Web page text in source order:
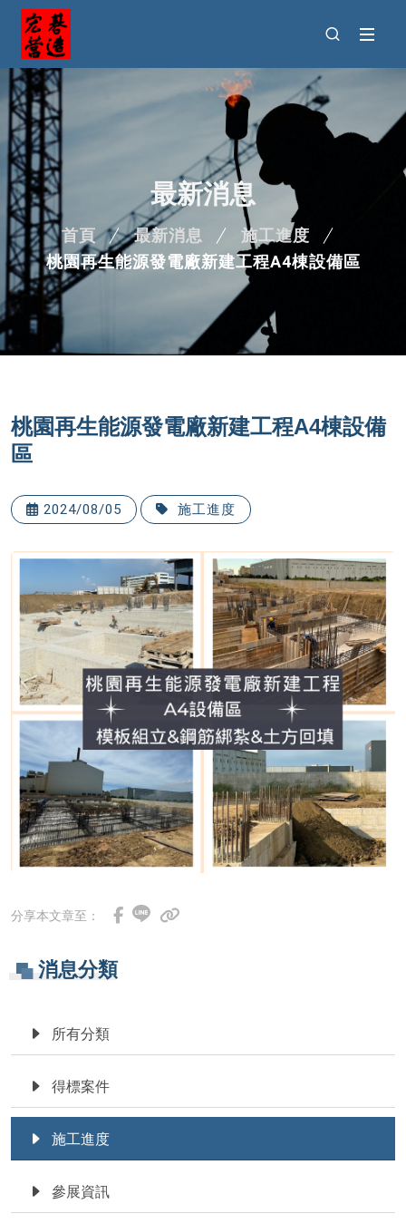
最新消息
首頁 最新消息
施工進度
桃園再生能源發電廠新建工程A4棟設備區
消息分類
所有分類
得標案件
施工進度
參展資訊
桃園再生能源發電廠新建工程A4棟設備
區
2024/08/05 施工進度
分享本文章至：